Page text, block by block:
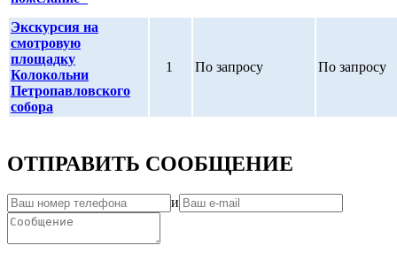
Экскурсия на
смотровую
площадку
Колокольни
Петропавловского
собора
1 По запросу По запросу
ОТПРАВИТЬ СООБЩЕНИЕ
и